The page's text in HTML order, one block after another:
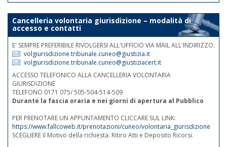
Cancelleria volontaria giurisdizione – modalità di
accesso e contatti
E' SEMPRE PREFERIBILE RIVOLGERSI ALL'UFFICIO VIA MAIL ALL'INDIRIZZO:
volgiurisdizione.tribunale.cuneo@giustizia.it
volgiurisdizione.tribunale.cuneo@giustiziacert.it
ACCESSO TELEFONICO ALLA CANCELLERIA VOLONTARIA
GIURISDIZIONE
TELEFONO 0171 075/ 505-504-514-509
Durante la fascia oraria e nei giorni di apertura al Pubblico
PER PRENOTARE UN APPUNTAMENTO CLICCARE SUL LINK:
https://www.fallcoweb.it/prenotazioni/cuneo/volontaria_giurisdizione
SCEGLIERE il Motivo della richiesta: Ritiro Atti e Deposito Ricorsi.